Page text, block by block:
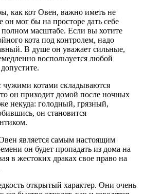
как кот Овен, важно иметь не
он мог бы на просторе дать себе
масштабе. Если вы хотите
кота под контролем, надо
В душе он уважает сильные,
воспользуется любой
котами складываются
он приходит домой после ночных
некуда: голодный, грязный,
он становится
является самым настоящим
он будет пропадать из дома на
в жестоких драках свое право на
открытый характер. Они очень